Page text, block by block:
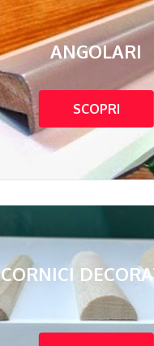
ANGOLARI
SCOPRI
CORNICI